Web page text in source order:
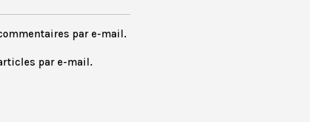
par e-mail.
par e-mail.